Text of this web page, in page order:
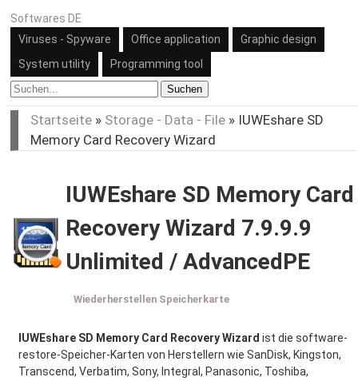
Softwares DE
Viruses - Spyware
Office application
Graphic design
System utility
Programming tool
Suchen
Startseite » Storage - Data - File » IUWEshare SD
Memory Card Recovery Wizard
IUWEshare SD Memory Card
Recovery Wizard 7.9.9.9
Unlimited / AdvancedPE
Wiederherstellen Speicherkarte
IUWEshare SD Memory Card Recovery Wizard ist die software-
restore-Speicher-Karten von Herstellern wie SanDisk, Kingston,
Transcend, Verbatim, Sony, Integral, Panasonic, Toshiba,